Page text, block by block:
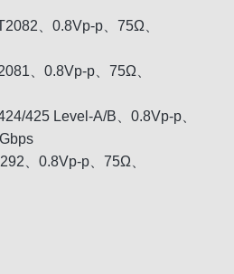
、0.8Vp-p、75Ω、
、0.8Vp-p、75Ω、
425 Level-A/B、0.8Vp-p、
、0.8Vp-p、75Ω、